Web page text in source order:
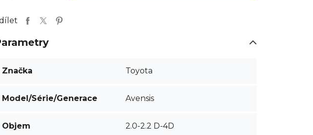
Značka Toyota
Model/Série/Generace Avensis
Objem 2.0-2.2 D-4D